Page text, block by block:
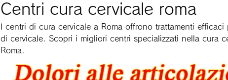
Centri cura cervicale roma
I centri di cura cervicale a Roma offrono trattamenti efficaci
di cervicale. Scopri i migliori centri specializzati nella cura
Roma.